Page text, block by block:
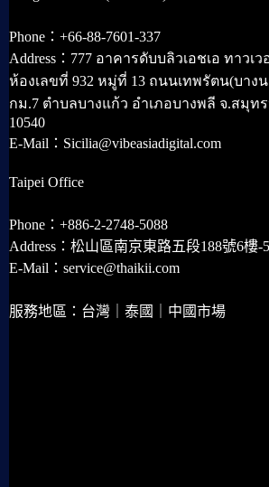
Phone：+66-88-7601-337
Address：777 อาคารดับบลิวเอชเอ ทาวเ
ห้องเลขที่ 932 หมู่ที่ 13 ถนนเทพรัตน(บาง
กม.7 ตำบลบางแก้ว อำเภอบางพลี จ.สมุท
10540
E-Mail：Sicilia@vibeasiadigital.com
Taipei Office
Phone：+886-2-2748-5088
Address：松山區南京東路五段188號6樓-5
E-Mail：service@thaikii.com
服務地區：台灣｜泰國｜中國市場